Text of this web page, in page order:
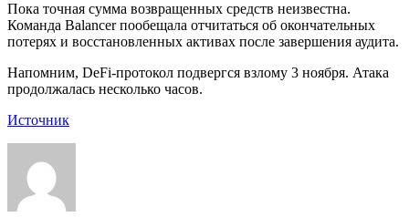
Пока точная сумма возвращенных средств неизвестна.
Команда Balancer пообещала отчитаться об окончательных
потерях и восстановленных активах после завершения аудита.
Напомним, DeFi-протокол подвергся взлому 3 ноября. Атака
продолжалась несколько часов.
Источник